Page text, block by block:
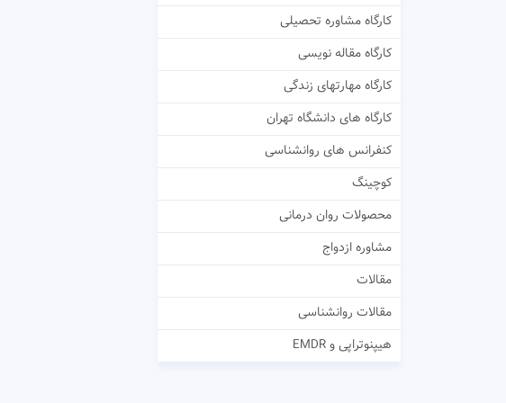
کارگاه مشاوره تحصیلی
کارگاه مقاله نویسی
کارگاه مهارتهای زندگی
کارگاه های دانشگاه تهران
کنفرانس های روانشناسی
کوچینگ
محصولات روان درمانی
مشاوره ازدواج
مقالات
مقالات روانشناسی
هیپنوتراپی و EMDR